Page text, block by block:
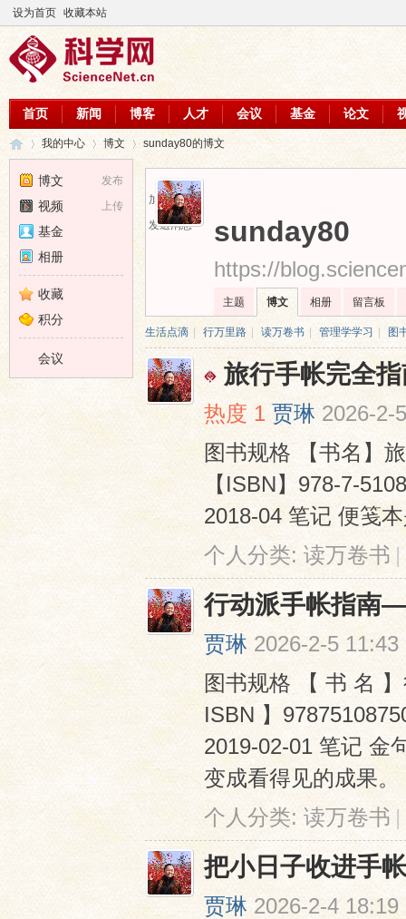
设为首页 收藏本站
首页 新闻 博客 人才 会议 基金 论文
›
我的中心 博文 sunday80的博文
加为好友
发送消息
sunday80
https://
主题 博文 相册 留言板
生活点滴 行万里路 读万卷书 管理学学习 图
旅行手帐完全
热度 1 贾琳 2026-2-
图书规格 【书名】
【ISBN】978-7-
2018-04 笔记 便笺
个人分类: 读万卷书 |
行动派手帐指南
贾琳 2026-2-5 11:43
图书规格 【 书 名
ISBN 】
2019-02-01 笔记
变成看得见的成
个人分类:读万卷书 |
把小日子收进手
贾琳 2026-2-4 18:19
发布
博文
上传
视频
基金
相册
收藏
积分
会议